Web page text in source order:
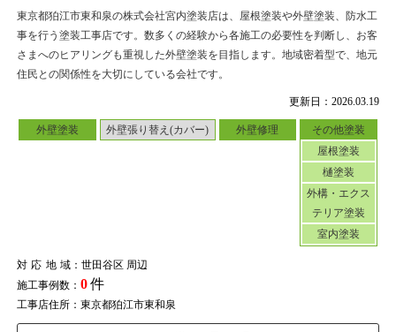
更新日：2026.03.19
外壁塗装 外壁張り替え(カバー) 外壁修理
その他塗装
屋根塗装
樋塗装
外構・エクス
テリア塗装
室内塗装
対応地域：世田谷区 周辺
施工事例数： 0件
工事店住所：東京都狛江市東和泉
東京都狛江市東和泉の株式会社宮内塗装店は、屋根塗装や外壁塗装、防水工
事を行う塗装工事店です。数多くの経験から各施工の必要性を判断し、お客
さまへのヒアリングも重視した外壁塗装を目指します。地域密着型で、地元
住民との関係性を大切にしている会社です。